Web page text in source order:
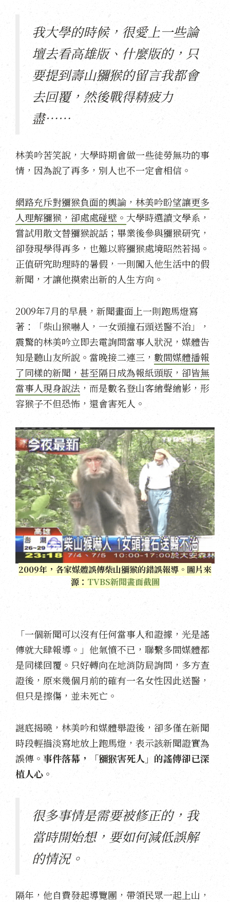
我大學的時候，很愛上一些論
壇去看高雄版、什麼版的，只
要提到壽山獼猴的留言我都會
去回覆，然後戰得精疲力
盡⋯⋯
林美吟苦笑說，大學時期會做一些徒勞無功的事
情，因為說了再多，別人也不一定會相信。
網路充斥對獼猴負面的輿論，林美吟盼望讓更多
人理解獼猴，卻處處碰壁。 大學時選讀文學系，
嘗試用散文替獼猴說話；畢業後參與獼猴研究，
卻發現學得再多，也難以將獼猴處境昭然若揭。
正值研究助理時的暑假，一則闖入他生活中的假
新聞，才讓他摸索出新的人生方向。
2009年7月的早晨，新聞畫面上一則跑馬燈寫
著：「柴山猴嚇人，一女頭撞石頭送醫不治」，
震驚的林美吟立即去電詢問當事人狀況，媒體告
知是聽山友所說。當晚接二連三， 數間媒體播報
了同樣的新聞，甚至隔日成為報紙頭版，卻皆無
當事人現身說法 ，而是數名登山客繪聲繪影，形
容猴子不但恐怖，還會害死人。
2009年，各家媒體誤傳柴山獼猴的錯誤報導。圖片來
源： TVBS新聞畫面截圖
「一個新聞可以沒有任何當事人和證據，光是謠
傳就大肆報導。」他氣憤不已，聯繫多間媒體都
是同樣回覆。只好轉向在地消防局詢問，多方查
證後，原來幾個月前的確有一名女性因此送醫，
但只是擦傷，並未死亡。
謎底揭曉，林美吟和媒體舉證後，卻多僅在新聞
時段輕描淡寫地放上跑馬燈，表示該新聞證實為
誤傳。 事件落幕，「獼猴害死人」的謠傳卻已深
植人心。
很多事情是需要被修正的，我
當時開始想，要如何減低誤解
的情況。
隔年，他自費發起導覽團，帶領民眾一起上山，